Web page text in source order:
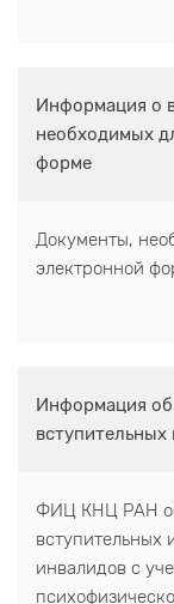
Информация о
необходимых
форме
Документы,
электронной
Информация об
ФИЦ КНЦ РАН
вступительных
инвалидов с